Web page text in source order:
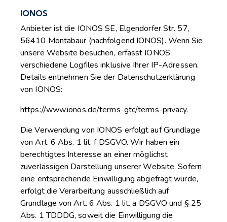
IONOS
Anbieter ist die IONOS SE, Elgendorfer Str. 57,
56410 Montabaur (nachfolgend IONOS). Wenn Sie
unsere Website besuchen, erfasst IONOS
verschiedene Logfiles inklusive Ihrer IP-Adressen.
Details entnehmen Sie der Datenschutzerklärung
von IONOS:
https://www.ionos.de/terms-gtc/terms-privacy.
Die Verwendung von IONOS erfolgt auf Grundlage
von Art. 6 Abs. 1 lit. f DSGVO. Wir haben ein
berechtigtes Interesse an einer möglichst
zuverlässigen Darstellung unserer Website. Sofern
eine entsprechende Einwilligung abgefragt wurde,
erfolgt die Verarbeitung ausschließlich auf
Grundlage von Art. 6 Abs. 1 lit. a DSGVO und § 25
Abs. 1 TDDDG, soweit die Einwilligung die